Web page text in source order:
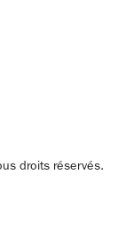
droits réservés.